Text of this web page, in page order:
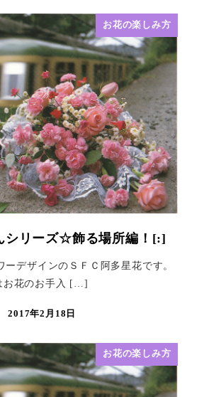
お花の楽しみ方
シリーズ☆飾る場所編！[:]
デザインのＳＦＣ阿多星花です。
お花のお手入 […]
2017年2月18日
お花の楽しみ方